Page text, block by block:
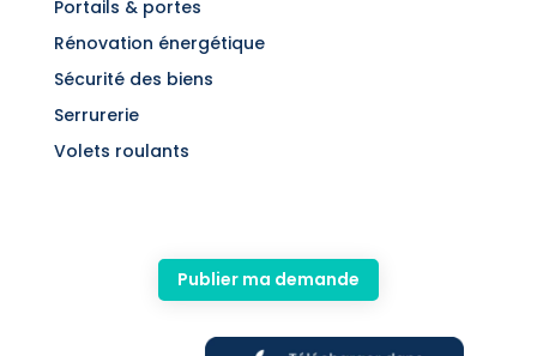
Portails & portes
Rénovation énergétique
Sécurité des biens
Serrurerie
Volets roulants
Publier ma demande